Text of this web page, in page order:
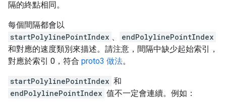
隔的終點相同。
每個間隔都會以
startPolylinePointIndex 、
endPolylinePointIndex
和對應的速度類別來描述。請注意，間隔中缺少起始索引，
對應於索引 0，符合 proto3 做法。
startPolylinePointIndex 和
endPolylinePointIndex 值不一定會連續。例如：